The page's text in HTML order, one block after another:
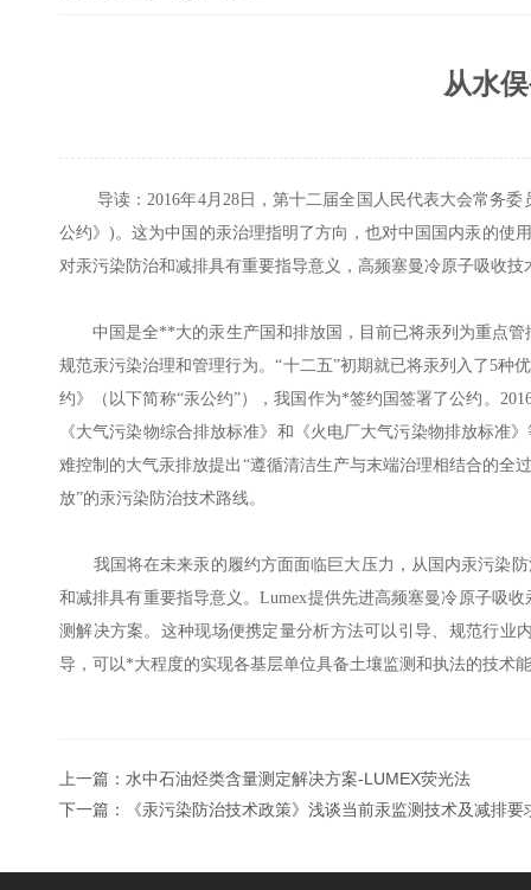
从水
导读：2016年4月28日，第十二届全国人民代表大会常务
公约》)。这为中国的汞治理指明了方向，也对中国国内汞的使
对汞污染防治和减排具有重要指导意义，高频塞曼冷原子吸收
中国是全**大的汞生产国和排放国，目前已将汞列为重点管
规范汞污染治理和管理行为。“十二五”初期就已将汞列入了5种
约》（以下简称“汞公约”），我国作为*签约国签署了公约。
《大气污染物综合排放标准》和《火电厂大气污染物排放标准
难控制的大气汞排放提出“遵循清洁生产与末端治理相结合的
放”的汞污染防治技术路线。
我国将在未来汞的履约方面面临巨大压力，从国内汞污染
和减排具有重要指导意义。Lumex提供先进高频塞曼冷原子吸
测解决方案。这种现场便携定量分析方法可以引导、规范行业
导，可以*大程度的实现各基层单位具备土壤监测和执法的技术
上一篇： 水中石油烃类含量测定解决方案-LUMEX荧光法
下一篇：
《汞污染防治技术政策》浅谈当前汞监测技术及减排要